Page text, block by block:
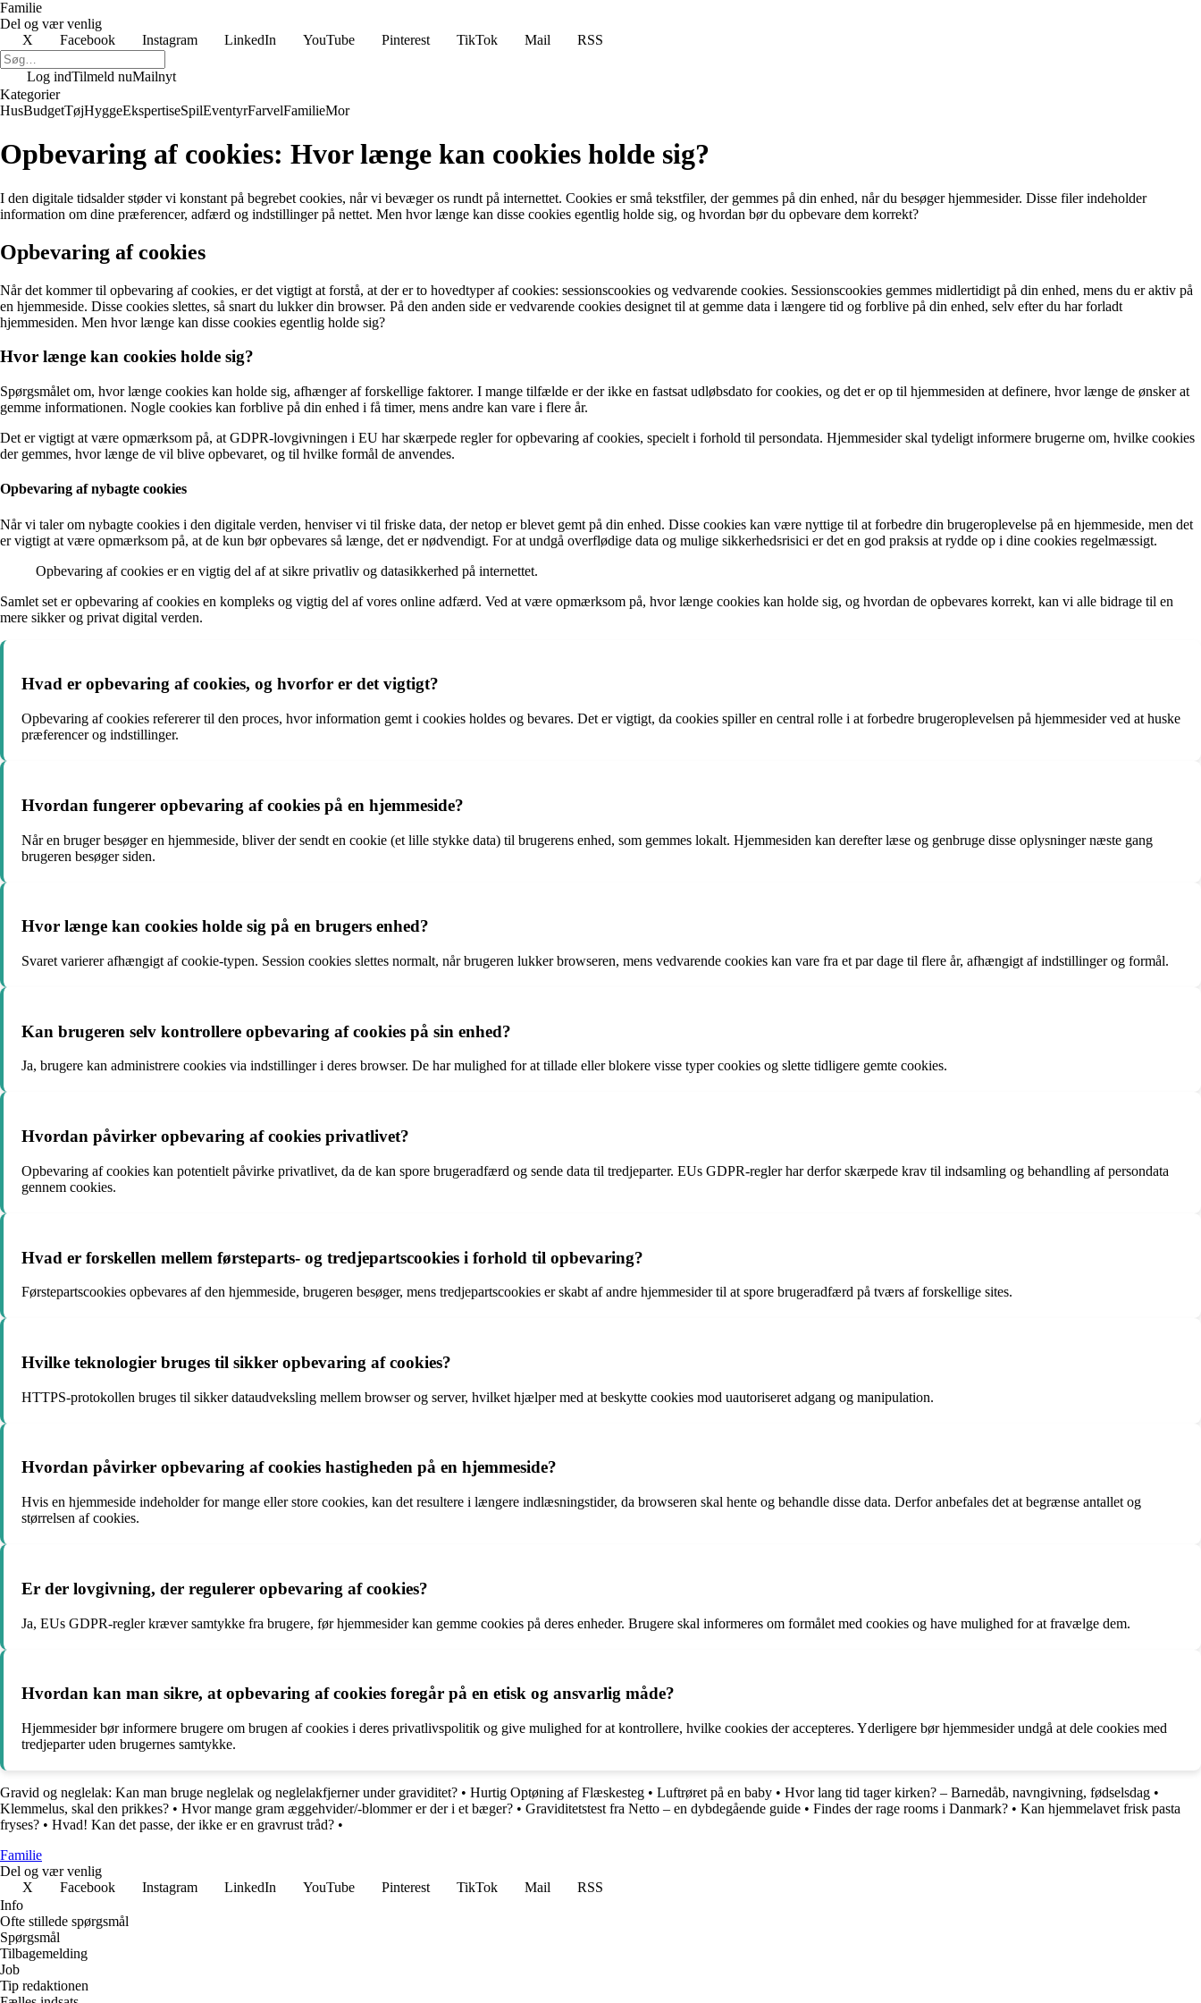
Familie
Del og vær venlig
X
Facebook Instagram LinkedIn YouTube Pinterest TikTok Mail RSS
Log indTilmeld nuMailnyt
Kategorier
HusBudgetTøjHyggeEkspertiseSpilEventyrFarvelFamilieMor
Opbevaring af cookies: Hvor længe kan cookies holde sig?
I den digitale tidsalder støder vi konstant på begrebet cookies, når vi bevæger os rundt på internettet. Cookies er små tekstfiler, der gemmes på din enhed, når du besøger hjemmesider. Disse filer indeholder
information om dine præferencer, adfærd og indstillinger på nettet. Men hvor længe kan disse cookies egentlig holde sig, og hvordan bør du opbevare dem korrekt?
Opbevaring af cookies
Når det kommer til opbevaring af cookies, er det vigtigt at forstå, at der er to hovedtyper af cookies: sessionscookies og vedvarende cookies. Sessionscookies gemmes midlertidigt på din enhed, mens du er aktiv på
en hjemmeside. Disse cookies slettes, så snart du lukker din browser. På den anden side er vedvarende cookies designet til at gemme data i længere tid og forblive på din enhed, selv efter du har forladt
hjemmesiden. Men hvor længe kan disse cookies egentlig holde sig?
Hvor længe kan cookies holde sig?
Spørgsmålet om, hvor længe cookies kan holde sig, afhænger af forskellige faktorer. I mange tilfælde er der ikke en fastsat udløbsdato for cookies, og det er op til hjemmesiden at definere, hvor længe de ønsker at
gemme informationen. Nogle cookies kan forblive på din enhed i få timer, mens andre kan vare i flere år.
Det er vigtigt at være opmærksom på, at GDPR-lovgivningen i EU har skærpede regler for opbevaring af cookies, specielt i forhold til persondata. Hjemmesider skal tydeligt informere brugerne om, hvilke cookies
der gemmes, hvor længe de vil blive opbevaret, og til hvilke formål de anvendes.
Opbevaring af nybagte cookies
Når vi taler om nybagte cookies i den digitale verden, henviser vi til friske data, der netop er blevet gemt på din enhed. Disse cookies kan være nyttige til at forbedre din brugeroplevelse på en hjemmeside, men det
er vigtigt at være opmærksom på, at de kun bør opbevares så længe, det er nødvendigt. For at undgå overflødige data og mulige sikkerhedsrisici er det en god praksis at rydde op i dine cookies regelmæssigt.
Opbevaring af cookies er en vigtig del af at sikre privatliv og datasikkerhed på internettet.
Samlet set er opbevaring af cookies en kompleks og vigtig del af vores online adfærd. Ved at være opmærksom på, hvor længe cookies kan holde sig, og hvordan de opbevares korrekt, kan vi alle bidrage til en
mere sikker og privat digital verden.
Hvad er opbevaring af cookies, og hvorfor er det vigtigt?
Opbevaring af cookies refererer til den proces, hvor information gemt i cookies holdes og bevares. Det er vigtigt, da cookies spiller en central rolle i at forbedre brugeroplevelsen på hjemmesider ved at huske
præferencer og indstillinger.
Hvordan fungerer opbevaring af cookies på en hjemmeside?
Når en bruger besøger en hjemmeside, bliver der sendt en cookie (et lille stykke data) til brugerens enhed, som gemmes lokalt. Hjemmesiden kan derefter læse og genbruge disse oplysninger næste gang
brugeren besøger siden.
Hvor længe kan cookies holde sig på en brugers enhed?
Svaret varierer afhængigt af cookie-typen. Session cookies slettes normalt, når brugeren lukker browseren, mens vedvarende cookies kan vare fra et par dage til flere år, afhængigt af indstillinger og formål.
Kan brugeren selv kontrollere opbevaring af cookies på sin enhed?
Ja, brugere kan administrere cookies via indstillinger i deres browser. De har mulighed for at tillade eller blokere visse typer cookies og slette tidligere gemte cookies.
Hvordan påvirker opbevaring af cookies privatlivet?
Opbevaring af cookies kan potentielt påvirke privatlivet, da de kan spore brugeradfærd og sende data til tredjeparter. EUs GDPR-regler har derfor skærpede krav til indsamling og behandling af persondata
gennem cookies.
Hvad er forskellen mellem førsteparts- og tredjepartscookies i forhold til opbevaring?
Førstepartscookies opbevares af den hjemmeside, brugeren besøger, mens tredjepartscookies er skabt af andre hjemmesider til at spore brugeradfærd på tværs af forskellige sites.
Hvilke teknologier bruges til sikker opbevaring af cookies?
HTTPS-protokollen bruges til sikker dataudveksling mellem browser og server, hvilket hjælper med at beskytte cookies mod uautoriseret adgang og manipulation.
Hvordan påvirker opbevaring af cookies hastigheden på en hjemmeside?
Hvis en hjemmeside indeholder for mange eller store cookies, kan det resultere i længere indlæsningstider, da browseren skal hente og behandle disse data. Derfor anbefales det at begrænse antallet og
størrelsen af cookies.
Er der lovgivning, der regulerer opbevaring af cookies?
Ja, EUs GDPR-regler kræver samtykke fra brugere, før hjemmesider kan gemme cookies på deres enheder. Brugere skal informeres om formålet med cookies og have mulighed for at fravælge dem.
Hvordan kan man sikre, at opbevaring af cookies foregår på en etisk og ansvarlig måde?
Hjemmesider bør informere brugere om brugen af cookies i deres privatlivspolitik og give mulighed for at kontrollere, hvilke cookies der accepteres. Yderligere bør hjemmesider undgå at dele cookies med
tredjeparter uden brugernes samtykke.
Gravid og neglelak: Kan man bruge neglelak og neglelakfjerner under graviditet? • Hurtig Optøning af Flæskesteg • Luftrøret på en baby • Hvor lang tid tager kirken? – Barnedåb, navngivning, fødselsdag •
Klemmelus, skal den prikkes? • Hvor mange gram æggehvider/-blommer er der i et bæger? • Graviditetstest fra Netto – en dybdegående guide • Findes der rage rooms i Danmark? • Kan hjemmelavet frisk pasta
fryses? • Hvad! Kan det passe, der ikke er en gravrust tråd? •
Familie
Del og vær venlig
X
Facebook Instagram LinkedIn YouTube Pinterest TikTok Mail
RSS
Info
Ofte stillede spørgsmål
Spørgsmål
Tilbagemelding
Job
Tip redaktionen